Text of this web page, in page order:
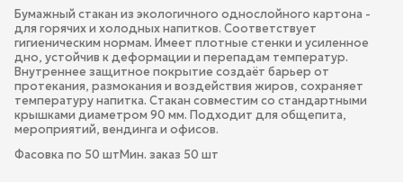
Бумажный стакан из экологичного однослойного картона -
для горячих и холодных напитков. Соответствует
гигиеническим нормам. Имеет плотные стенки и усиленное
дно, устойчив к деформации и перепадам температур.
Внутреннее защитное покрытие создаёт барьер от
протекания, размокания и воздействия жиров, сохраняет
температуру напитка. Стакан совместим со стандартными
крышками диаметром 90 мм. Подходит для общепита,
мероприятий, вендинга и офисов.
Фасовка по 50 штМин. заказ 50 шт